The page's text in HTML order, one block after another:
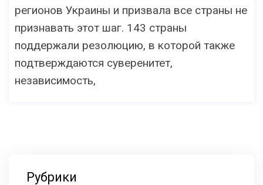
регионов Украины и призвала все страны не
признавать этот шаг. 143 страны
поддержали резолюцию, в которой также
подтверждаются суверенитет,
независимость,
Рубрики